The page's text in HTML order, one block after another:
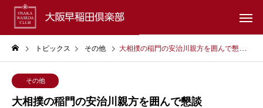
トピックス その他 大相撲の稲門の安治川親方を囲んで懇談
その他
大相撲の稲門の安治川親方を囲んで懇談